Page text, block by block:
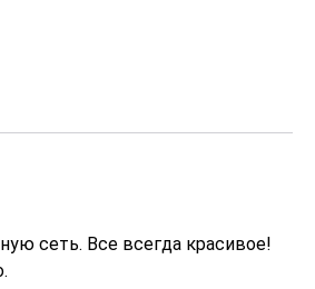
сеть. Все всегда красивое!